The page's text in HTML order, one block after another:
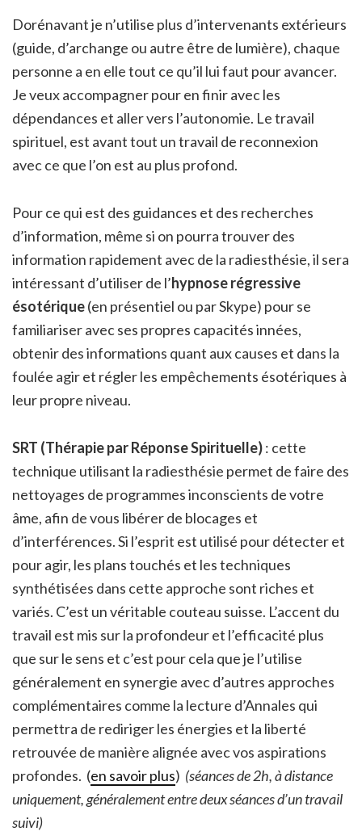
Dorénavant je n’utilise plus d’intervenants extérieurs
(guide, d’archange ou autre être de lumière), chaque
personne a en elle tout ce qu’il lui faut pour avancer.
Je veux accompagner pour en finir avec les
dépendances et aller vers l’autonomie. Le travail
spirituel, est avant tout un travail de reconnexion
avec ce que l’on est au plus profond.
Pour ce qui est des guidances et des recherches
d’information, même si on pourra trouver des
information rapidement avec de la radiesthésie, il sera
intéressant d’utiliser de l’hypnose régressive
ésotérique(en présentiel ou par Skype) pour se
familiariser avec ses propres capacités innées,
obtenir des informations quant aux causes et dans la
foulée agir et régler les empêchements ésotériques à
leur propre niveau.
SRT (Thérapie par Réponse Spirituelle): cette
technique utilisant la radiesthésie permet de faire des
nettoyages de programmes inconscients de votre
âme, afin de vous libérer de blocages et
d’interférences. Si l’esprit est utilisé pour détecter et
pour agir, les plans touchés et les techniques
synthétisées dans cette approche sont riches et
variés. C’est un véritable couteau suisse. L’accent du
travail est mis sur la profondeur et l’efficacité plus
que sur le sens et c’est pour cela que je l’utilise
généralement en synergie avec d’autres approches
complémentaires comme la lecture d’Annales qui
permettra de rediriger les énergies et la liberté
retrouvée de manière alignée avec vos aspirations
profondes. (en savoir plus) (séances de 2h, à distance
uniquement, généralement entre deux séances d’un travail
suivi)